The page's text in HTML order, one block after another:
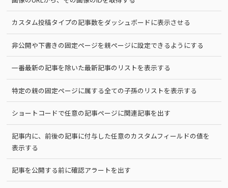
カスタム投稿タイプの記事数をダッシュボードに表示させる
非公開や下書きの固定ページを親ページに設定できるようにする
一番最新の記事を除いた最新記事のリストを表示する
特定の親の固定ページに属する全ての子孫のリストを表示する
ショートコードで任意の記事ページに関連記事を出す
記事内に、前後の記事に付与した任意のカスタムフィールドの値を
表示する
記事を公開する前に確認アラートを出す